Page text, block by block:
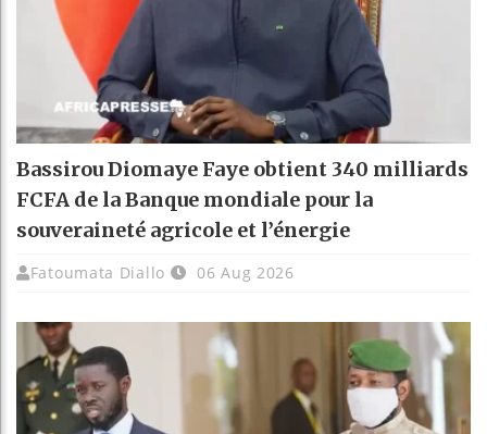
Bassirou Diomaye Faye obtient 340 milliards
FCFA de la Banque mondiale pour la
souveraineté agricole et l’énergie
Fatoumata Diallo 06 Aug 2026